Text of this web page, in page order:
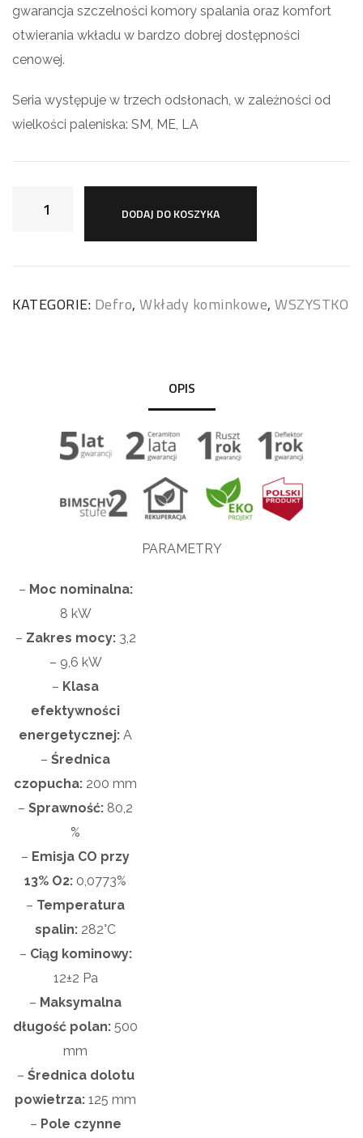
gwarancja szczelności komory spalania oraz komfort
otwierania wkładu w bardzo dobrej dostępności
cenowej.
Seria występuje w trzech odsłonach, w zależności od
wielkości paleniska: SM, ME, LA
DODAJ DO KOSZYKA
KATEGORIE: Defro, Wkłady kominkowe, WSZYSTKO
OPIS
PARAMETRY
– Moc nominalna:
8 kW
– Zakres mocy: 3,2
– 9,6 kW
– Klasa
efektywności
energetycznej:A
–Średnica
czopucha: 200 mm
–Sprawność: 80,2
%
– Emisja CO przy
13% O2: 0,0773%
– Temperatura
spalin: 282°C
– Ciąg kominowy:
12±2 Pa
– Maksymalna
długość polan:500
mm
– Średnica dolotu
powietrza:125 mm
– Pole czynne